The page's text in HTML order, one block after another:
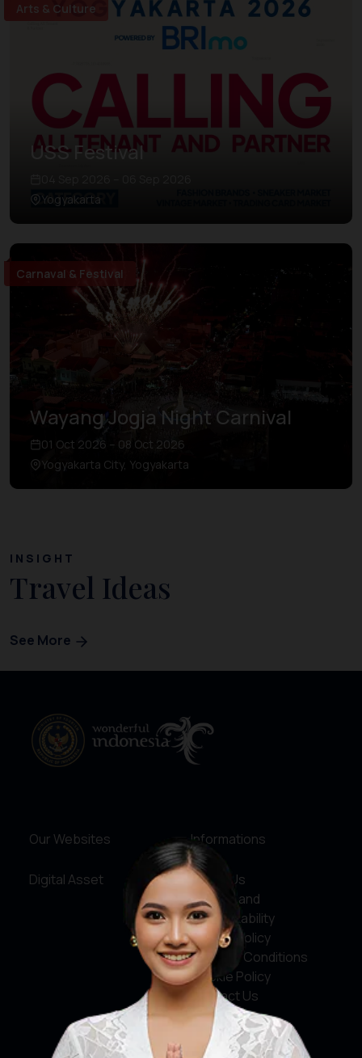
Arts & Culture
USS Festival
Yogyakarta
Carnaval & Festival
Wayang Jogja Night Carnival
01 Oct 2026 – 08 Oct 2026
Yogyakarta City, Yogyakarta
INSIGHT
Travel Ideas
See More
Our Websites
Digital Asset
Informations
About Us
Service and
Accountability
Privacy Policy
Terms & Conditions
Cookie Policy
Contact Us
Social Media